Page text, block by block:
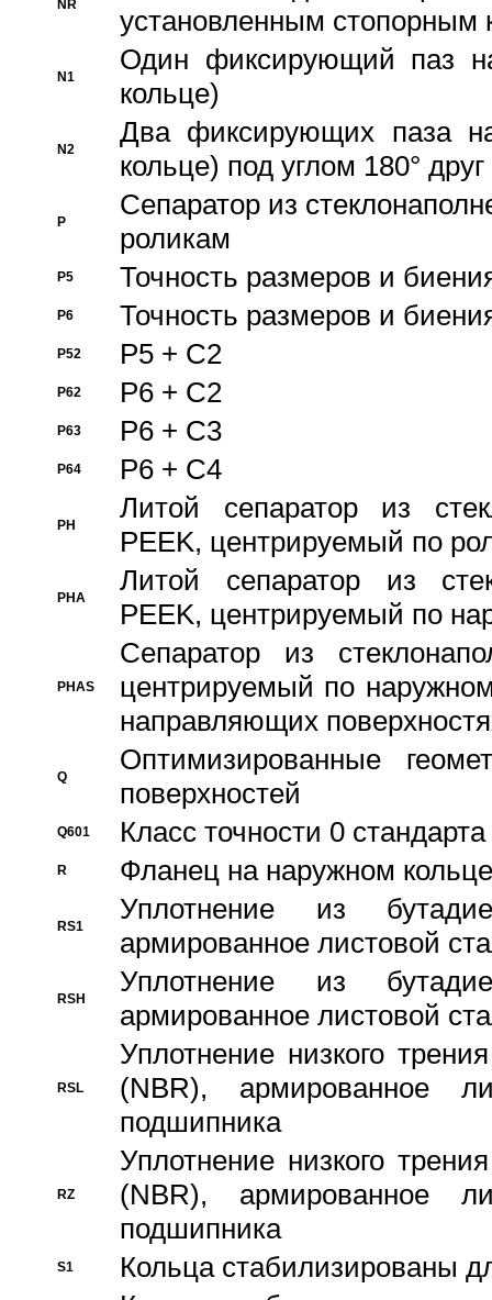
NR
установленным стопорным
N1
Один фиксирующий паз
кольце)
N2
Два фиксирующих паза
кольце) под углом 180° друг
P
Cепаратор из
роликам
P5 Точность размеров и
P6 Точность размеров и
P52 P5 + C2
P62 P6 + C2
P63 P6 + C3
P64 P6 + C4
PH
Литой сепаратор из
PEEK, центрируемый по
PHA
Литой сепаратор из
PEEK, центрируемый по
PHAS
Сепаратор из
центрируемый по
направляющих
Q
Оптимизированные
поверхностей
Q601 Класс точности 0
R Фланец на наружном кольце
RS1
Уплотнение из
армированное листовой
RSH
Уплотнение из
армированное листовой
RSL
Уплотнение низкого
(NBR), армированное
подшипника
RZ
Уплотнение низкого
(NBR), армированное
подшипника
S1 Кольца стабилизированы